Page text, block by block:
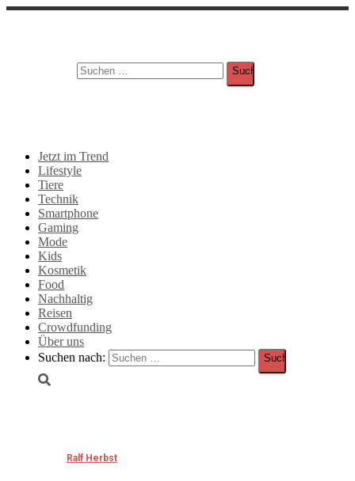
Jetzt im Trend
Lifestyle
Tiere
Technik
Smartphone
Gaming
Mode
Kids
Kosmetik
Food
Nachhaltig
Reisen
Crowdfunding
Über uns
Suchen nach:
Ralf Herbst